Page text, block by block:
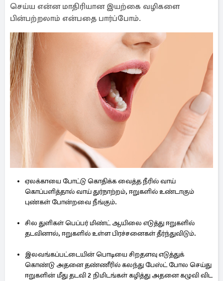
செய்ய என்ன மாதிரியான இயற்கை வழிகளை
பின்பற்றலாம் என்பதை பார்ப்போம்.
ஏலக்காயை போட்டு கொதிக்க வைத்த நீரில் வாய்
கொப்பளித்தால் வாய் துர்நாற்றம், ஈறுகளில் உண்டாகும்
புண்கள் போன்றவை நீங்கும்.
சில துளிகள் பெப்பர் மிண்ட் ஆயிலை எடுத்து ஈறுகளில்
தடவினால், ஈறுகளில் உள்ள பிரச்சனைகள் தீர்ந்துவிடும்.
இலவங்கப்பட்டையின் பொடியை சிறதளவு எடுத்துக்
கொண்டு அதனை தண்ணீரில் கலந்து பேஸ்ட் போல செய்து
ஈறுகளின் மீது தடவி 2 நிமிடங்கள் கழித்து அதனை கழுவி விட